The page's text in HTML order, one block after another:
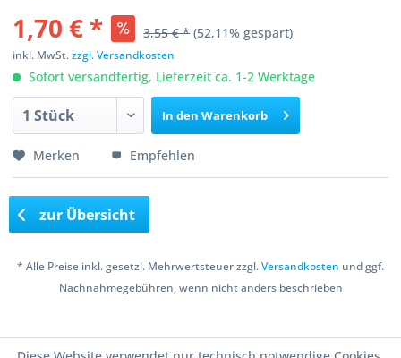
1,70 € * 3,55 € * (52,11% gespart)
inkl. MwSt.zzgl. Versandkosten
Sofort versandfertig, Lieferzeit ca. 1-2 Werktage
In den Warenkorb
Merken Empfehlen
zur Übersicht
* Alle Preise inkl. gesetzl. Mehrwertsteuer zzgl.Versandkosten und ggf.
Nachnahmegebühren, wenn nicht anders beschrieben